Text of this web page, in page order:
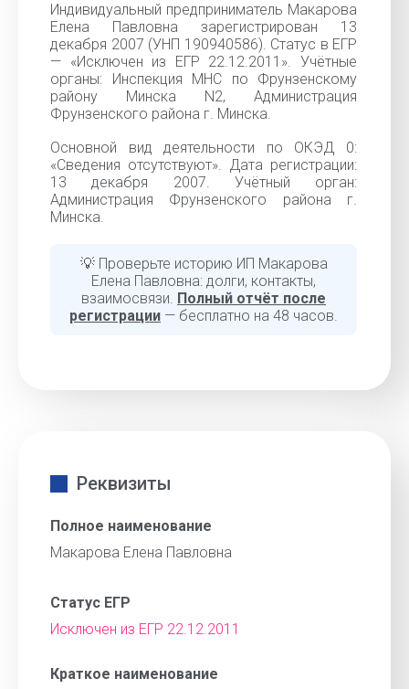
Индивидуальный предприниматель Макарова
Елена Павловна зарегистрирован 13
декабря 2007 (УНП 190940586). Статус в ЕГР
— «Исключен из ЕГР 22.12.2011». Учётные
органы: Инспекция МНС по Фрунзенскому
району Минска N2, Администрация
Фрунзенского района г. Минска.
Основной вид деятельности по ОКЭД 0:
«Сведения отсутствуют». Дата регистрации:
13 декабря 2007. Учётный орган:
Администрация Фрунзенского района г.
Минска.
💡 Проверьте историю ИП Макарова
Елена Павловна: долги, контакты,
взаимосвязи. Полный отчёт после
регистрации — бесплатно на 48 часов.
Реквизиты
Полное наименование
Макарова Елена Павловна
Статус ЕГР
Исключен из ЕГР 22.12.2011
Краткое наименование